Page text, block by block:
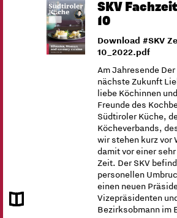
SKV
10
Download #SKV
10_2022.pdf
Am Jahresende
nächste Zukunft
liebe Köchinnen
Freunde des
Südtiroler Küche,
Köcheverbands,
wir stehen kurz vor
damit vor einer
Zeit. Der SKV
personellen
einen neuen
Vizepräsidenten
Bezirksobmann im